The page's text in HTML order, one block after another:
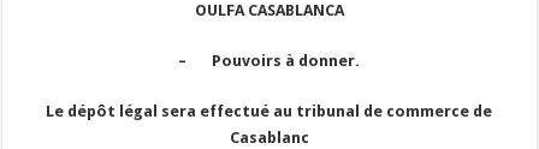
OULFA CASABLANCA
– Pouvoirs à donner.
Le dépôt légal sera effectué au tribunal de commerce de
Casablanc